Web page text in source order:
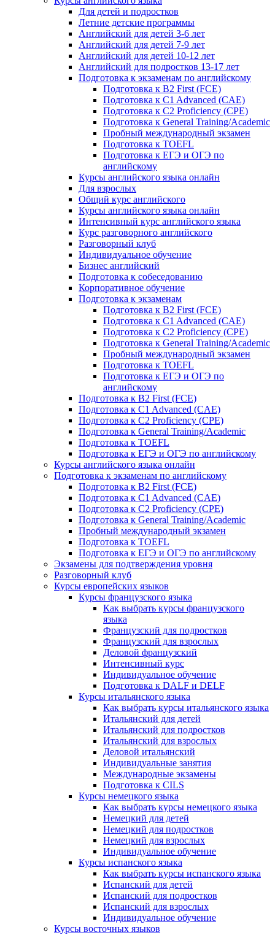
Для детей и подростков
Летние детские программы
Английский для детей 3-6 лет
Английский для детей 7-9 лет
Английский для детей 10-12 лет
Английский для подростков 13-17 лет
Подготовка к экзаменам по английскому
Подготовка к B2 First (FCE)
Подготовка к C1 Advanced (CAE)
Подготовка к C2 Proficiency (CPE)
Подготовка к General Training/Academic
Пробный международный экзамен
Подготовка к TOEFL
Подготовка к ЕГЭ и ОГЭ по
английскому
Курсы английского языка онлайн
Для взрослых
Общий курс английского
Курсы английского языка онлайн
Интенсивный курс английского языка
Курс разговорного английского
Разговорный клуб
Индивидуальное обучение
Бизнес английский
Подготовка к собеседованию
Корпоративное обучение
Подготовка к экзаменам
Подготовка к B2 First (FCE)
Подготовка к C1 Advanced (CAE)
Подготовка к C2 Proficiency (CPE)
Подготовка к General Training/Academic
Пробный международный экзамен
Подготовка к TOEFL
Подготовка к ЕГЭ и ОГЭ по
английскому
Подготовка к B2 First (FCE)
Подготовка к C1 Advanced (CAE)
Подготовка к C2 Proficiency (CPE)
Подготовка к General Training/Academic
Подготовка к TOEFL
Подготовка к ЕГЭ и ОГЭ по английскому
Курсы английского языка онлайн
Подготовка к экзаменам по английскому
Подготовка к B2 First (FCE)
Подготовка к C1 Advanced (CAE)
Подготовка к C2 Proficiency (CPE)
Подготовка к General Training/Academic
Пробный международный экзамен
Подготовка к TOEFL
Подготовка к ЕГЭ и ОГЭ по английскому
Экзамены для подтверждения уровня
Разговорный клуб
Курсы европейских языков
Курсы французского языка
Как выбрать курсы французского
языка
Французский для подростков
Французский для взрослых
Деловой французский
Интенсивный курс
Индивидуальное обучение
Подготовка к DALF и DELF
Курсы итальянского языка
Как выбрать курсы итальянского языка
Итальянский для детей
Итальянский для подростков
Итальянский для взрослых
Деловой итальянский
Индивидуальные занятия
Международные экзамены
Подготовка к CILS
Курсы немецкого языка
Как выбрать курсы немецкого языка
Немецкий для детей
Немецкий для подростков
Немецкий для взрослых
Индивидуальное обучение
Курсы испанского языка
Как выбрать курсы испанского языка
Испанский для детей
Испанский для подростков
Испанский для взрослых
Индивидуальное обучение
Курсы восточных языков